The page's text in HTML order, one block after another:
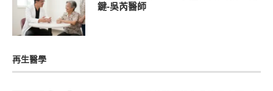
鍵-吳芮醫師
再生醫學